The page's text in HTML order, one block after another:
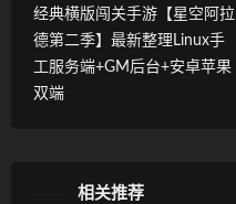
经典横版闯关手游【星空阿拉
德第二季】最新整理Linux手
工服务端+GM后台+安卓苹果
双端
相关推荐